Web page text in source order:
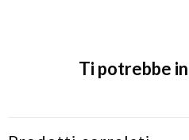
Ti potrebbe